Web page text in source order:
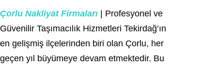
Çorlu Nakliyat Firmaları
| Profesyonel ve
Güvenilir Taşımacılık Hizmetleri Tekirdağ’ın
en gelişmiş ilçelerinden biri olan Çorlu, her
geçen yıl büyümeye devam etmektedir. Bu